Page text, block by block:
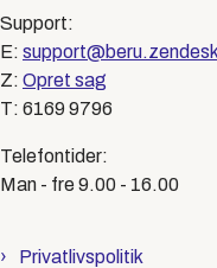
Support:
E:
Z:Opret sag
T: 6169 9796
Telefontider:
Man - fre 9.00 - 16.00
Privatlivspolitik